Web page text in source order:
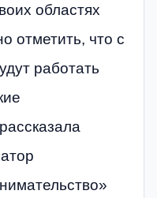
областях
отметить, что с
работать